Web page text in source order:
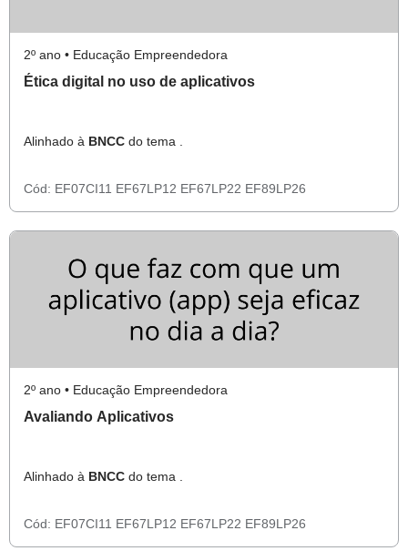
2º ano • Educação Empreendedora
Ética digital no uso de aplicativos
Alinhado à BNCC do tema .
Cód: EF07CI11 EF67LP12 EF67LP22 EF89LP26
2º ano • Educação Empreendedora
Avaliando Aplicativos
Alinhado à BNCC do tema .
Cód: EF07CI11 EF67LP12 EF67LP22 EF89LP26